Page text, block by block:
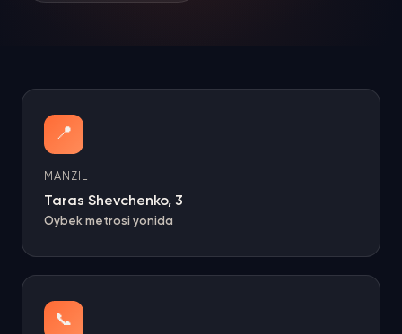
📍
MANZIL
Taras Shevchenko, 3
Oybek metrosi yonida
📞